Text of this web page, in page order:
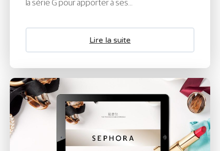
la série G pour apporter à ses...
Lire la suite